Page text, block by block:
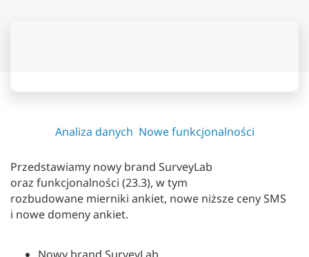
Analiza danych Nowe funkcjonalności
Przedstawiamy nowy brand SurveyLab
oraz funkcjonalności (23.3), w tym
rozbudowane mierniki ankiet, nowe niższe ceny SMS
i nowe domeny ankiet.